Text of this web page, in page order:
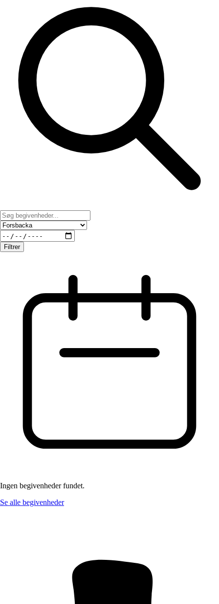
Filtrer
Ingen begivenheder fundet.
Se alle begivenheder